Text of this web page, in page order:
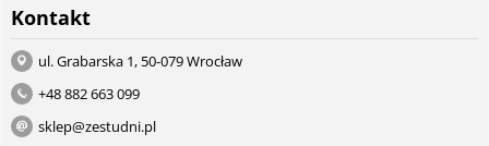
Kontakt
ul. Grabarska 1, 50-079 Wrocław
+48 882 663 099
sklep@zestudni.pl